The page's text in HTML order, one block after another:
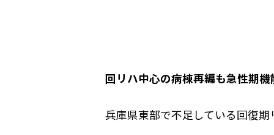
回リハ中心の病棟再編も急性期
兵庫県東部で不足している回復